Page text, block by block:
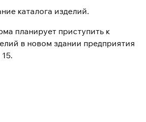
каталога изделий.
планирует приступить к
в новом здании предприятия